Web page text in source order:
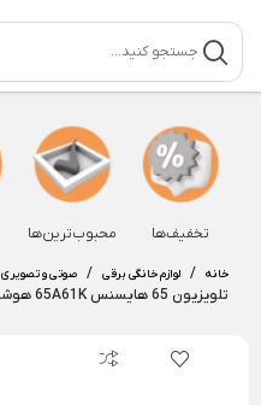
تخفیف‌ها محبوب‌ترین‌ها
خانه / لوازم خانگی برقی / صوتی و تصویری
تلویزیون 65 هایسنس 65A61K هوشمند ال ای دی